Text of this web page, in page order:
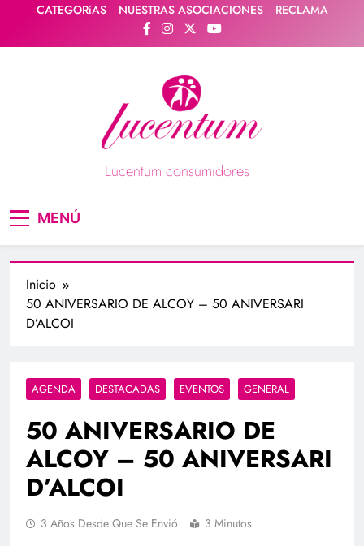
contenido
CATEGORíAS NUESTRAS ASOCIACIONES RECLAMA
Lucentum consumidores
MENÚ
Inicio
50 ANIVERSARIO DE ALCOY – 50 ANIVERSARI
D’ALCOI
AGENDA DESTACADAS EVENTOS GENERAL
50 ANIVERSARIO DE
ALCOY – 50 ANIVERSARI
D’ALCOI
3 Años Desde Que Se Envió 3 Minutos